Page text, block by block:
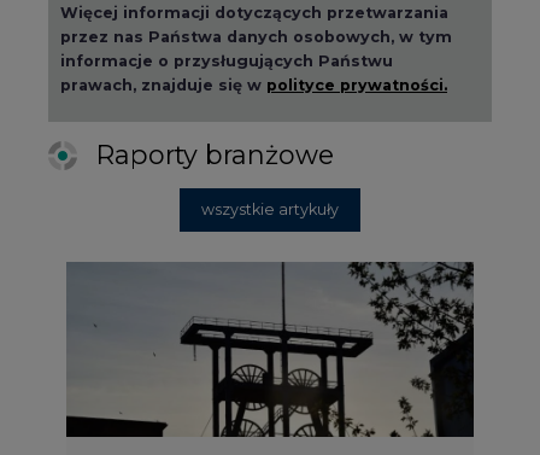
Więcej informacji dotyczących przetwarzania
przez nas Państwa danych osobowych, w tym
informacje o przysługujących Państwu
prawach, znajduje się w polityce prywatności.
Raporty branżowe
wszystkie artykuły